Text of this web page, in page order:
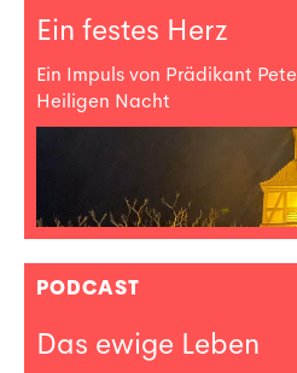
Ein festes Herz
Ein Impuls von Prädikant
Heiligen Nacht
PODCAST
Das ewige Leben